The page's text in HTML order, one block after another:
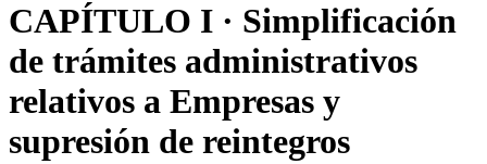
CAPÍTULO I · Simplificación
de trámites administrativos
relativos a Empresas y
supresión de reintegros